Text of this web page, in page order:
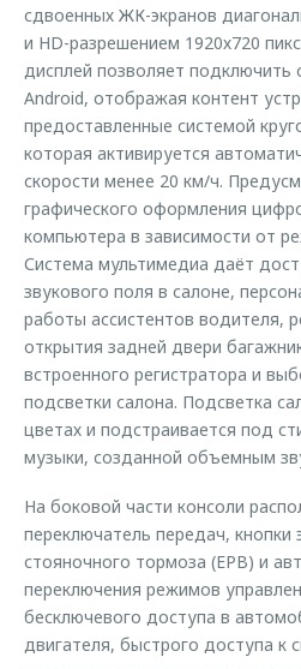
Трейд-ин
Калькулятор трейд-ин
Одежда и сувениры
Оригинальные аксессуары
Запчасти
сдвоенных ЖК-экранов
и HD-разрешением 1920х720
дисплей позволяет подключить
Android, отображая контент
предоставленные системой
которая активируется
скорости менее 20 км/ч.
графического оформления
компьютера в зависимости от
Система мультимедиа даёт
звукового поля в салоне,
работы ассистентов водителя,
открытия задней двери
встроенного регистратора и
подсветки салона. Подсветка
цветах и подстраивается под
музыки, созданной объемным
На боковой части консоли
переключатель передач, кнопки
стояночного тормоза (EPB) и
переключения режимов
бесключевого доступа в
двигателя, быстрого доступа к